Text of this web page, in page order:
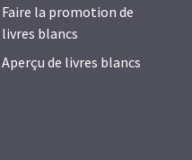
Faire la promotion de
livres blancs
Aperçu de livres blancs